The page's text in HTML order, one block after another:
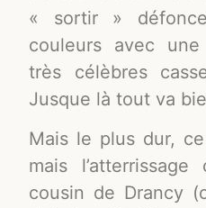
« sortir »
couleurs avec
très célèbres
Jusque là tout va
Mais le plus dur,
mais
cousin de Drancy